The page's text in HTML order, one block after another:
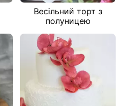
Весільний торт з
полуницею